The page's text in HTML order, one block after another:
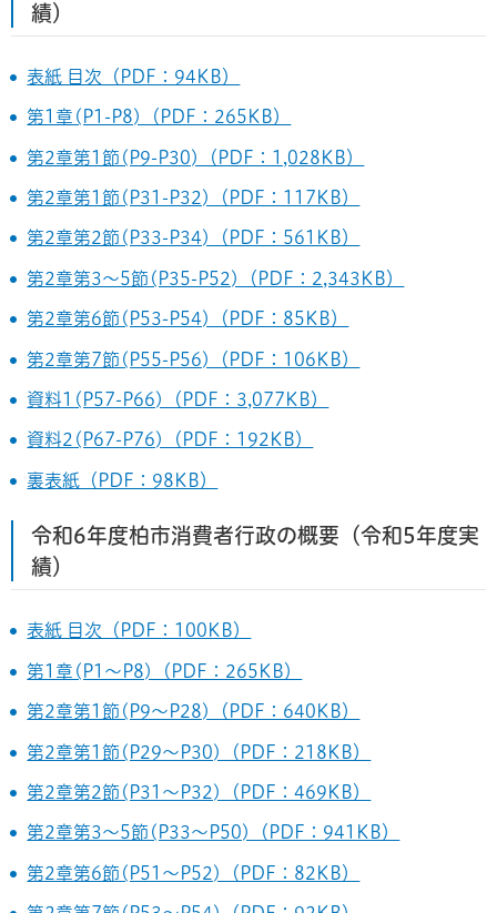
績）
表紙 目次（PDF：94KB）
第1章(P1-P8)（PDF：265KB）
第2章第1節(P9-P30)（PDF：1,028KB）
第2章第1節(P31-P32)（PDF：117KB）
第2章第2節(P33-P34)（PDF：561KB）
第2章第3～5節(P35-P52)（PDF：2,343KB）
第2章第6節(P53-P54)（PDF：85KB）
第2章第7節(P55-P56)（PDF：106KB）
資料1(P57-P66)（PDF：3,077KB）
資料2(P67-P76)（PDF：192KB）
裏表紙（PDF：98KB）
令和6年度柏市消費者行政の概要（令和5年度実
績）
表紙 目次（PDF：100KB）
第1章(P1～P8)（PDF：265KB）
第2章第1節(P9～P28)（PDF：640KB）
第2章第1節(P29～P30)（PDF：218KB）
第2章第2節(P31～P32)（PDF：469KB）
第2章第3～5節(P33～P50)（PDF：941KB）
第2章第6節(P51～P52)（PDF：82KB）